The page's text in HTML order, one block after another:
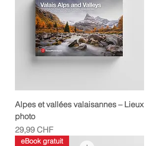
Alpes et vallées valaisannes – Lieux
photo
Prix
29,99 CHF
eBook gratuit